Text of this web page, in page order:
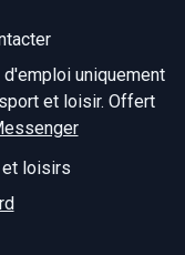
uniquement
et loisir. Offert
loisirs